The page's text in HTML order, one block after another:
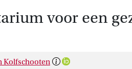
voor een
Kolfschooten